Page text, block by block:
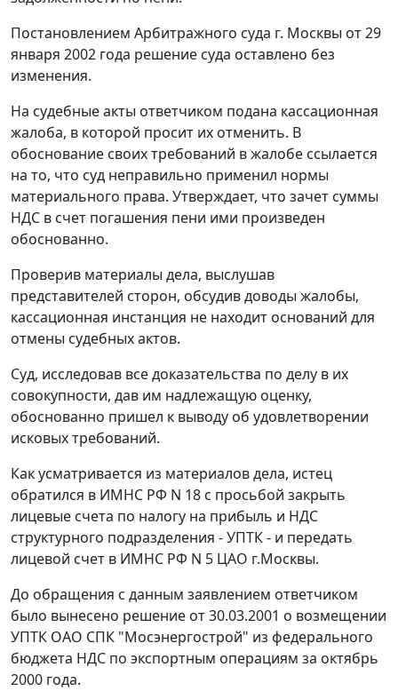
Постановлением Арбитражного суда г. Москвы от 29
января 2002 года решение суда оставлено без
изменения.
На судебные акты ответчиком подана кассационная
жалоба, в которой просит их отменить. В
обоснование своих требований в жалобе ссылается
на то, что суд неправильно применил нормы
материального права. Утверждает, что зачет суммы
НДС в счет погашения пени ими произведен
обоснованно.
Проверив материалы дела, выслушав
представителей сторон, обсудив доводы жалобы,
кассационная инстанция не находит оснований для
отмены судебных актов.
Суд, исследовав все доказательства по делу в их
совокупности, дав им надлежащую оценку,
обоснованно пришел к выводу об удовлетворении
исковых требований.
Как усматривается из материалов дела, истец
обратился в ИМНС РФ N 18 с просьбой закрыть
лицевые счета по налогу на прибыль и НДС
структурного подразделения - УПТК - и передать
лицевой счет в ИМНС РФ N 5 ЦАО г.Москвы.
До обращения с данным заявлением ответчиком
было вынесено решение от 30.03.2001 о возмещении
УПТК ОАО СПК "Мосэнергострой" из федерального
бюджета НДС по экспортным операциям за октябрь
2000 года.